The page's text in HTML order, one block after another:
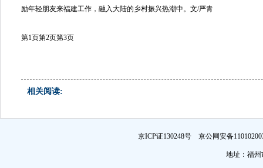
励年轻朋友来福建工作，融入大陆的乡村振兴热潮中。文/严青
第1页第2页第3页
相关阅读:
京ICP证130248号 京公网安备
地址：福州